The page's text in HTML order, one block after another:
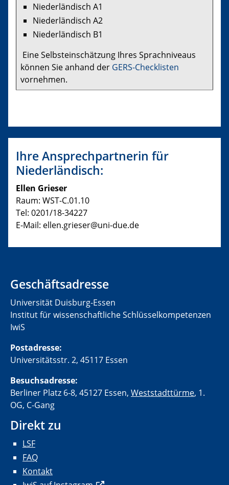
Niederländisch A1
Niederländisch A2
Niederländisch B1
Eine Selbsteinschätzung Ihres Sprachniveaus
können Sie anhand der GERS-Checklisten
vornehmen.
Ihre Ansprechpartnerin für
Niederländisch:
Ellen Grieser
Raum: WST-C.01.10
Tel: 0201/18-34227
E-Mail: ellen.grieser@uni-due.de
Geschäftsadresse
Universität Duisburg-Essen
Institut für wissenschaftliche Schlüsselkompetenzen
IwiS
Postadresse:
Universitätsstr. 2, 45117 Essen
Besuchsadresse:
Berliner Platz 6-8, 45127 Essen, Weststadttürme, 1.
OG, C-Gang
Direkt zu
LSF
FAQ
Kontakt